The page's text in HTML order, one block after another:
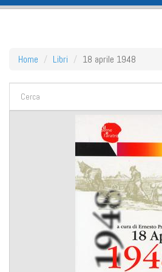
Home Libri 18 aprile 1948
FORM DI RICERCA